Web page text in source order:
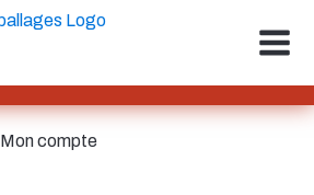
Mon compte